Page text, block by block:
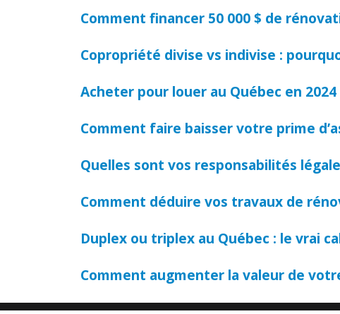
Comment financer 50 000 $ de
Copropriété divise vs indivise :
Acheter pour louer au Québec en
Comment faire baisser votre prime
Quelles sont vos responsabilités
Comment déduire vos travaux de
Duplex ou triplex au Québec : le vrai
Comment augmenter la valeur de